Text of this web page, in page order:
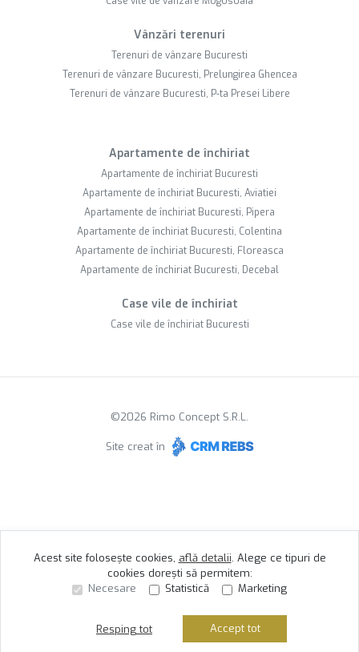
Vânzări terenuri
Terenuri de vânzare Bucuresti
Terenuri de vânzare Bucuresti, Prelungirea Ghencea
Terenuri de vânzare Bucuresti, P-ta Presei Libere
Apartamente de închiriat
Apartamente de închiriat Bucuresti
Apartamente de închiriat Bucuresti, Aviatiei
Apartamente de închiriat Bucuresti, Pipera
Apartamente de închiriat Bucuresti, Colentina
Apartamente de închiriat Bucuresti, Floreasca
Apartamente de închiriat Bucuresti, Decebal
Case vile de închiriat
Case vile de închiriat Bucuresti
©2026 Rimo Concept S.R.L.
Site creat în
Acest site folosește cookies, află detalii. Alege ce tipuri de
cookies dorești să permitem:
Necesare
Statistică Marketing
Resping tot Accept tot